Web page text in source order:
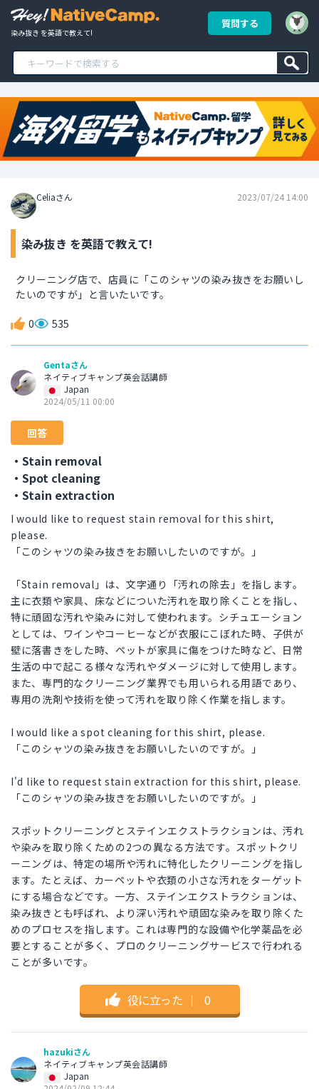
染み抜き を英語で教えて!
質問する
Celiaさん 2023/07/24 14:00
染み抜き を英語で教えて!
クリーニング店で、店員に「このシャツの染み抜きをお願いし
たいのですが」と言いたいです。
0 535
Gentaさん
ネイティブキャンプ英会話講師
Japan
2024/05/11 00:00
回答
・Stain removal
・Spot cleaning
・Stain extraction
I would like to request stain removal for this shirt,
please.
「このシャツの染み抜きをお願いしたいのですが。」
「Stain removal」は、文字通り「汚れの除去」を指します。
主に衣類や家具、床などについた汚れを取り除くことを指し、
特に頑固な汚れや染みに対して使われます。シチュエーション
としては、ワインやコーヒーなどが衣服にこぼれた時、子供が
壁に落書きをした時、ペットが家具に傷をつけた時など、日常
生活の中で起こる様々な汚れやダメージに対して使用します。
また、専門的なクリーニング業界でも用いられる用語であり、
専用の洗剤や技術を使って汚れを取り除く作業を指します。
I would like a spot cleaning for this shirt, please.
「このシャツの染み抜きをお願いしたいのですが。」
I'd like to request stain extraction for this shirt, please.
「このシャツの染み抜きをお願いしたいのですが。」
スポットクリーニングとステインエクストラクションは、汚れ
や染みを取り除くための2つの異なる方法です。スポットクリ
ーニングは、特定の場所や汚れに特化したクリーニングを指し
ます。たとえば、カーペットや衣類の小さな汚れをターゲット
にする場合などです。一方、ステインエクストラクションは、
染み抜きとも呼ばれ、より深い汚れや頑固な染みを取り除くた
めのプロセスを指します。これは専門的な設備や化学薬品を必
要とすることが多く、プロのクリーニングサービスで行われる
ことが多いです。
役に立った ｜ 0
hazukiさん
ネイティブキャンプ英会話講師
Japan